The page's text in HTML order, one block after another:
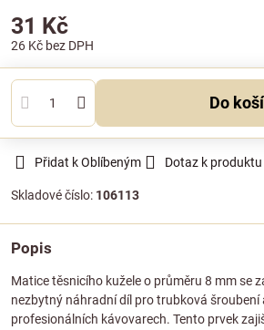
31 Kč
26 Kč bez DPH
Do
Přidat k Oblíbeným Dotaz k produktu
Skladové číslo: 106113
Popis
Matice těsnicího kužele o průměru 8 mm se
nezbytný náhradní díl pro trubková šroubení
profesionálních kávovarech. Tento prvek